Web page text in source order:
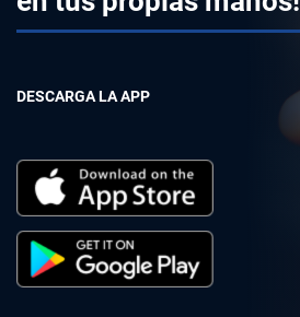
DESCARGA LA APP